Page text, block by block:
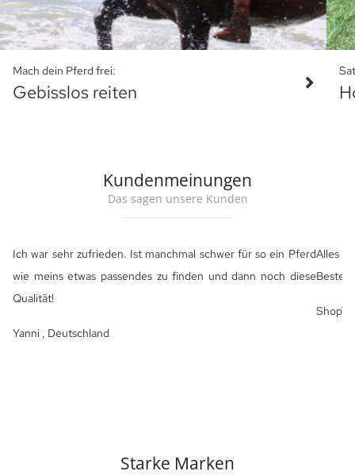
Mach dein Pferd frei:
Gebisslos reiten
Kundenmeinungen
Das sagen unsere Kunden
Ich war sehr zufrieden. Ist manchmal schwer für so ein Pferd
wie meins etwas passendes zu finden und dann noch diese
Qualität!
Yanni , Deutschland
Alles
Starke Marken